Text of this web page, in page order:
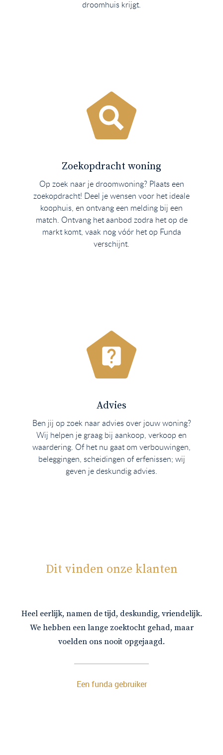
droomhuis krijgt.
Zoekopdracht woning
Op zoek naar je droomwoning? Plaats een
zoekopdracht! Deel je wensen voor het ideale
koophuis, en ontvang een melding bij een
match. Ontvang het aanbod zodra het op de
markt komt, vaak nog vóór het op Funda
verschijnt.
Advies
Ben jij op zoek naar advies over jouw woning?
Wij helpen je graag bij aankoop, verkoop en
waardering. Of het nu gaat om verbouwingen,
beleggingen, scheidingen of erfenissen; wij
geven je deskundig advies.
Dit vinden onze klanten
eerlijk, namen de tijd, deskundig, vriendelijk.
We hebben een lange zoektocht gehad, maar
voelden ons nooit opgejaagd.
Een funda gebruiker
Wij